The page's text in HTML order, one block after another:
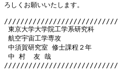
ろしくお願いいたします。
////////////////////////////
東京大学大学院工学系研究科
航空宇宙工学専攻
中須賀研究室 修士課程２年
中 村  友 哉
////////////////////////////